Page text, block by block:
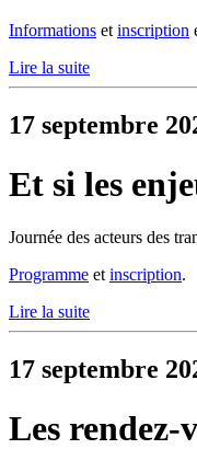
Informations etinscription
Lire la suite
17 septembre
Et si les
Journée des acteurs des
Programme et inscription.
Lire la suite
17 septembre
Les rendez-